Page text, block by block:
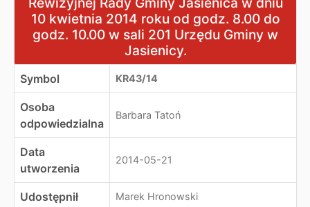
10 kwietnia 2014 roku od godz. 8.00 do
godz. 10.00 w sali 201 Urzędu Gminy w
Jasienicy.
Symbol KR43/14
Osoba
odpowiedzialna
Barbara Tatoń
Data
utworzenia
2014-05-21
Udostępnił Marek Hronowski